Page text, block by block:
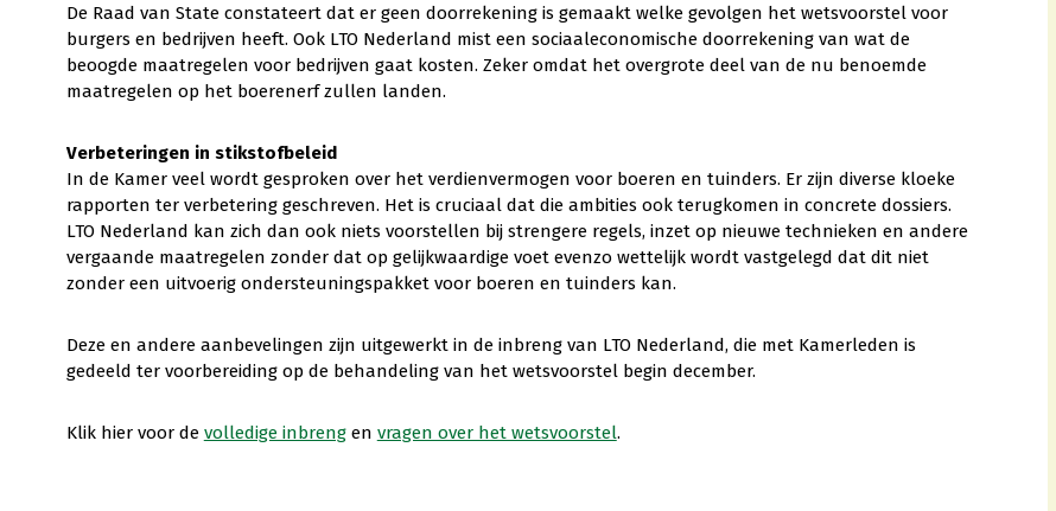
De Raad van State constateert dat er geen doorrekening is gemaakt welke gevolgen het wetsvoorstel voor
burgers en bedrijven heeft. Ook LTO Nederland mist een sociaaleconomische doorrekening van wat de
beoogde maatregelen voor bedrijven gaat kosten. Zeker omdat het overgrote deel van de nu benoemde
maatregelen op het boerenerf zullen landen.
Verbeteringen in stikstofbeleid
In de Kamer veel wordt gesproken over het verdienvermogen voor boeren en tuinders. Er zijn diverse kloeke
rapporten ter verbetering geschreven. Het is cruciaal dat die ambities ook terugkomen in concrete dossiers.
LTO Nederland kan zich dan ook niets voorstellen bij strengere regels, inzet op nieuwe technieken en andere
vergaande maatregelen zonder dat op gelijkwaardige voet evenzo wettelijk wordt vastgelegd dat dit niet
zonder een uitvoerig ondersteuningspakket voor boeren en tuinders kan.
Deze en andere aanbevelingen zijn uitgewerkt in de inbreng van LTO Nederland, die met Kamerleden is
gedeeld ter voorbereiding op de behandeling van het wetsvoorstel begin december.
Klik hier voor de volledige inbrengen vragen over het wetsvoorstel.